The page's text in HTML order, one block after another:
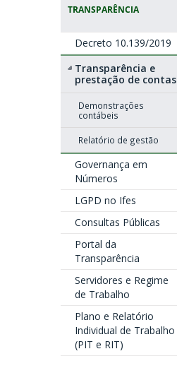
TRANSPARÊNCIA
Decreto 10.139/2019
Transparência e
prestação de contas
Demonstrações
contábeis
Relatório de gestão
Governança em
Números
LGPD no Ifes
Consultas Públicas
Portal da
Transparência
Servidores e Regime
de Trabalho
Plano e Relatório
Individual de Trabalho
(PIT e RIT)